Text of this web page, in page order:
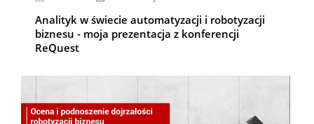
Analityk w świecie automatyzacji i robotyzacji
biznesu - moja prezentacja z konferencji
ReQuest